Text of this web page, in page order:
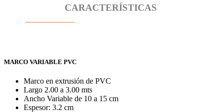
CARACTERÍSTICAS
MARCO VARIABLE PVC
Marco en extrusión de PVC
Largo 2.00 a 3.00 mts
Ancho Variable de 10 a 15 cm
Espesor: 3.2 cm